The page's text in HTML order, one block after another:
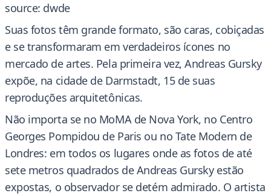
source: dwde
Suas fotos têm grande formato, são caras, cobiçadas
e se transformaram em verdadeiros ícones no
mercado de artes. Pela primeira vez, Andreas Gursky
expõe, na cidade de Darmstadt, 15 de suas
reproduções arquitetônicas.
Não importa se no MoMA de Nova York, no Centro
Georges Pompidou de Paris ou no Tate Modern de
Londres: em todos os lugares onde as fotos de até
sete metros quadrados de Andreas Gursky estão
expostas, o observador se detém admirado. O artista